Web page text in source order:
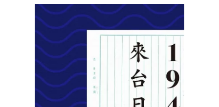
天天免運 美食蛋糕 養生保健 民生用品
居家生活 3C家電 運動休閒 親子玩具
女裝 男裝 化妝保養